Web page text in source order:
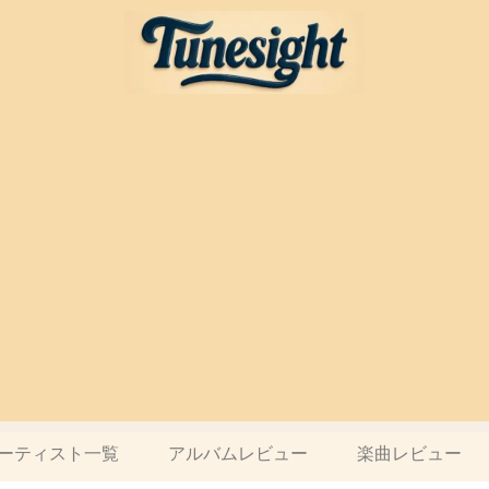
ティスト一覧 アルバムレビュー 楽曲レビュー